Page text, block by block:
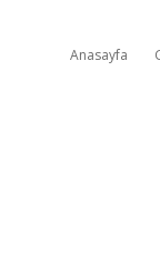
Anasayfa